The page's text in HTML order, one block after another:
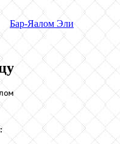
Бар-Яалом Эли